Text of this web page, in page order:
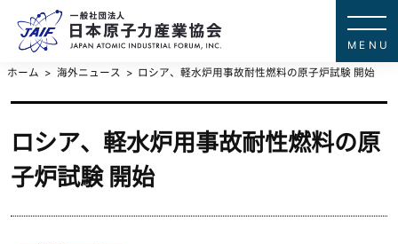
ホーム 海外ニュース ロシア、軽水炉用事故耐性燃料の原子炉試験 開始
ロシア、軽水炉用事故耐性燃料の原
子炉試験 開始